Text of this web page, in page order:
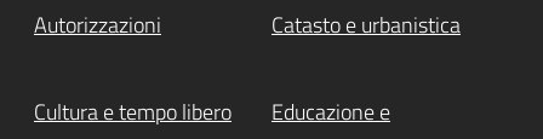
Autorizzazioni Catasto e urbanistica
Cultura e tempo libero
Educazione e